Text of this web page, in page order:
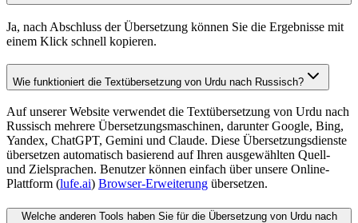
Ja, nach Abschluss der Übersetzung können Sie die Ergebnisse mit
einem Klick schnell kopieren.
Wie funktioniert die Textübersetzung von Urdu nach Russisch?
Auf unserer Website verwendet die Textübersetzung von Urdu nach
Russisch mehrere Übersetzungsmaschinen, darunter Google, Bing,
Yandex, ChatGPT, Gemini und Claude. Diese Übersetzungsdienste
übersetzen automatisch basierend auf Ihren ausgewählten Quell-
und Zielsprachen. Benutzer können einfach über unsere Online-
Plattform (lufe.ai) Browser-Erweiterung übersetzen.
Welche anderen Tools haben Sie für die Übersetzung von Urdu nach